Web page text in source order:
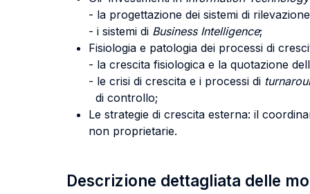
- la progettazione dei sistemi di
- i sistemi di Business Intelligence;
Fisiologia e patologia dei processi di
- la crescita fisiologica e la quotazione
- le crisi di crescita e i processi di
di controllo;
Le strategie di crescita esterna: il
non proprietarie.
Descrizione dettagliata delle